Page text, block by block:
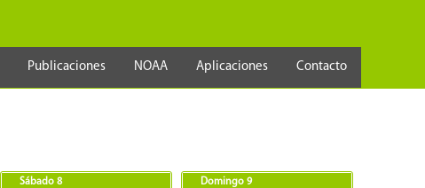
Publicaciones NOAA Aplicaciones Contacto
Sábado 8 Domingo 9